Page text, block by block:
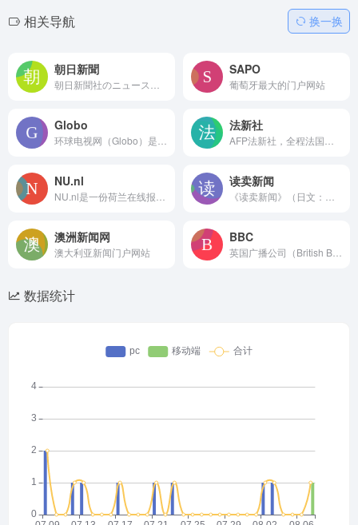
相关导航 换一换
朝日新聞 SAPO
葡萄牙最大的门户网站
Globo 法新社
NU.nl 读卖新闻
澳洲新闻网
澳大利亚新闻门户网站
BBC
数据统计